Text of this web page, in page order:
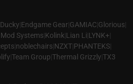
Ducky|Endgame Gear|GAMIAC|Glorious|
Systems|Kolink|Lian Li|LYNK+|
|noblechairs|NZXT|PHANTEKS|
|Team Group|Thermal Grizzly|TX3